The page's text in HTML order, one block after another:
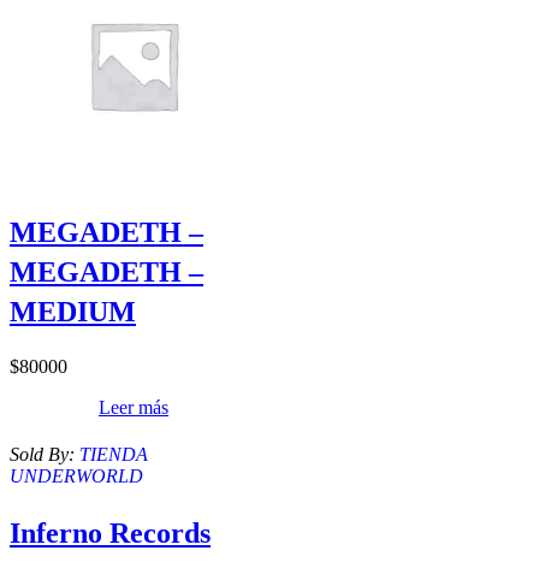
MEGADETH –
MEGADETH –
MEDIUM
$80000
Leer más
Sold By: TIENDA
UNDERWORLD
Inferno Records